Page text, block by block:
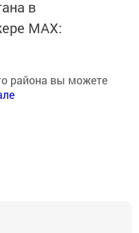
в
MАХ:
района вы можете